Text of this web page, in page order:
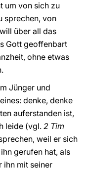
um von sich zu
sprechen, von
über all das
Gott geoffenbart
ohne etwas
Jünger und
denke, denke
auferstanden ist,
leide (vgl.2 Tim
weil er sich
gerufen hat, als
ihn mit seiner